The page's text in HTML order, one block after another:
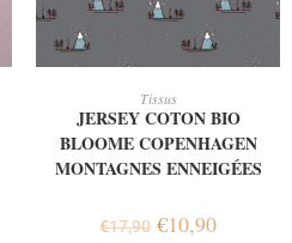
Tissus
JERSEY COTON BIO
BLOOME COPENHAGEN
MONTAGNES ENNEIGÉES
€17,90 €10,90